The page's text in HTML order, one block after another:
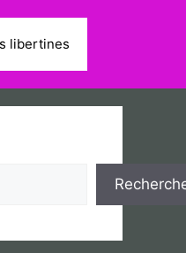
libertines